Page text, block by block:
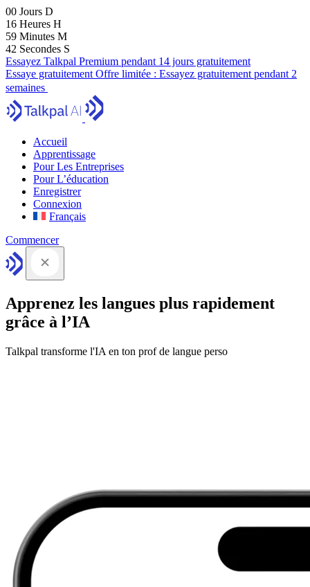
00 Jours D
16 Heures H
59 Minutes M
41 Secondes S
Essayez Talkpal Premium pendant 14 jours gratuitement
Essaye gratuitement Offre limitée : Essayez gratuitement pendant 2
semaines
Accueil
Apprentissage
Pour Les Entreprises
Pour L’éducation
Enregistrer
Connexion
Français
Commencer
Apprenez les langues plus rapidement
grâce à l’IA
Talkpal transforme l'IA en ton prof de langue perso